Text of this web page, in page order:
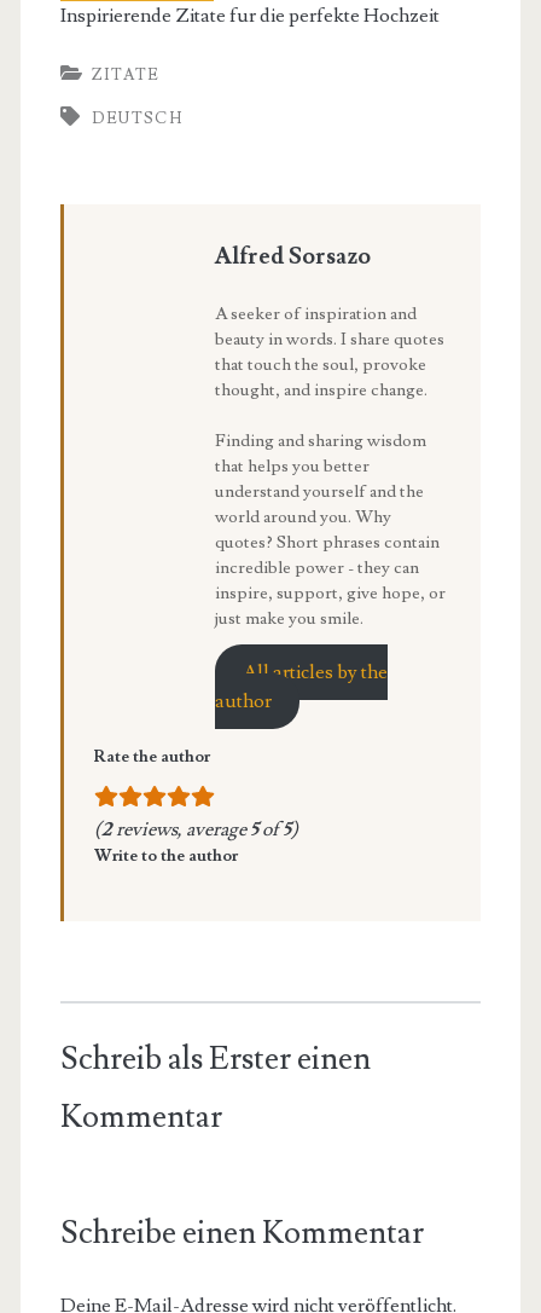
Inspirierende Zitate fur die perfekte Hochzeit
ZITATE
DEUTSCH
Alfred Sorsazo
A seeker of inspiration and
beauty in words. I share quotes
that touch the soul, provoke
thought, and inspire change.
Finding and sharing wisdom
that helps you better
understand yourself and the
world around you. Why
quotes? Short phrases contain
incredible power - they can
inspire, support, give hope, or
just make you smile.
All articles by the
author
Rate the author
(2reviews, average5of5)
Write to the author
Schreib als Erster einen
Kommentar
Schreibe einen Kommentar
Deine E-Mail-Adresse wird nicht veröffentlicht.